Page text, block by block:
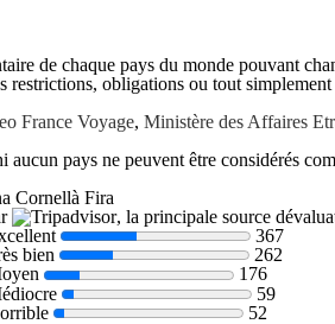
de chaque pays du monde pouvant
restrictions, obligations ou tout
France Voyage, Ministère des Affaires
pays ne peuvent être considérés
Cornellà Fira
, la principale source
367
bien
262
176
59
52